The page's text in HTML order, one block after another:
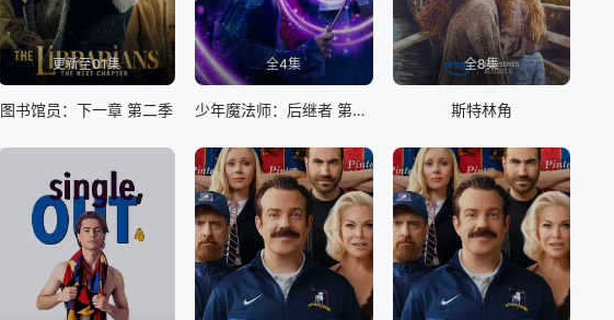
更新至01集
图书馆员：下一章 第二季
全4集
少年魔法师：后继者 第三季
全8集
斯特林角